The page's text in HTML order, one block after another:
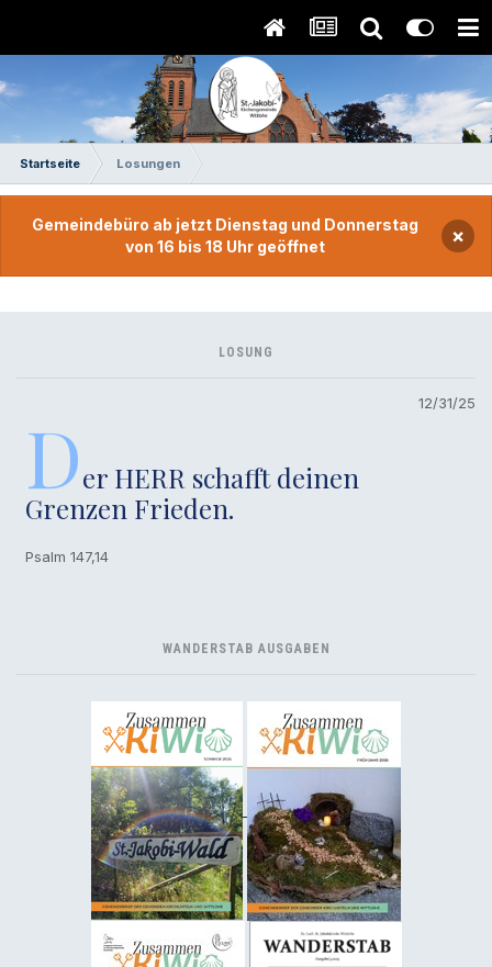
Startseite Losungen
Gemeindebüro ab jetzt Dienstag und Donnerstag
von 16 bis 18 Uhr geöffnet
×
LOSUNG
12/31/25
Der HERR schafft deinen
Grenzen Frieden.
Psalm 147,14
WANDERSTAB AUSGABEN